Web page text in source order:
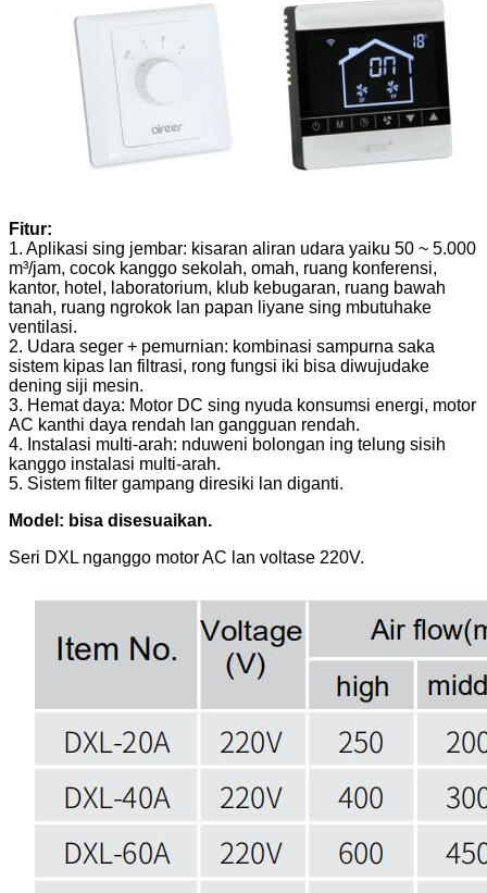
Fitur:
1. Aplikasi sing jembar: kisaran aliran udara yaiku 50 ~ 5.000
m³/jam, cocok kanggo sekolah, omah, ruang konferensi,
kantor, hotel, laboratorium, klub kebugaran, ruang bawah
tanah, ruang ngrokok lan papan liyane sing mbutuhake
ventilasi.
2. Udara seger + pemurnian: kombinasi sampurna saka
sistem kipas lan filtrasi, rong fungsi iki bisa diwujudake
dening siji mesin.
3. Hemat daya: Motor DC sing nyuda konsumsi energi, motor
AC kanthi daya rendah lan gangguan rendah.
4. Instalasi multi-arah: nduweni bolongan ing telung sisih
kanggo instalasi multi-arah.
5. Sistem filter gampang diresiki lan diganti.
Model: bisa disesuaikan.
Seri DXL nganggo motor AC lan voltase 220V.